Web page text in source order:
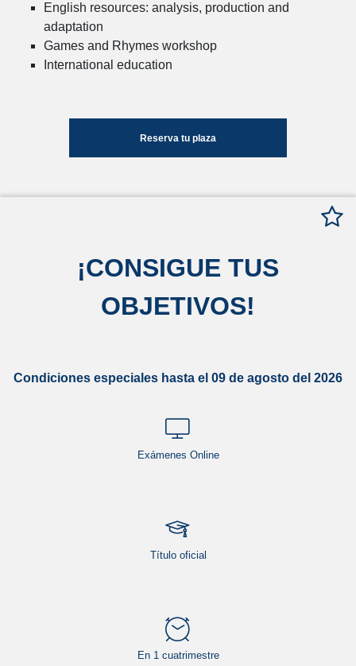
English resources: analysis, production and
adaptation
Games and Rhymes workshop
International education
Reserva tu plaza
¡CONSIGUE TUS
OBJETIVOS!
Condiciones especiales hasta el 09 de agosto del 2026
Exámenes Online
Título oficial
En 1 cuatrimestre